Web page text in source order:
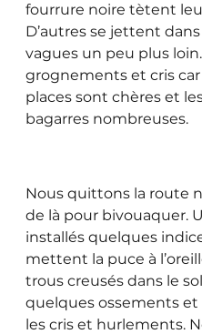
fourrure noire tètent
D’autres se jettent
vagues un peu plus
grognements et cris car
places sont chères et
bagarres nombreuses.
Nous quittons la route
de là pour bivouaquer.
installés quelques
mettent la puce à
trous creusés dans le
quelques ossements
les cris et hurlements.